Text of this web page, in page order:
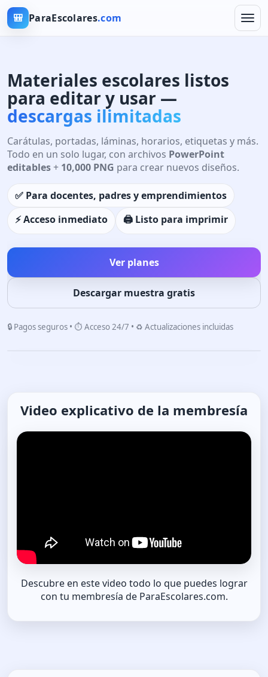
🎒 ParaEscolares.com
Materiales escolares listos
para editar y usar —
descargas ilimitadas
Carátulas, portadas, láminas, horarios, etiquetas y más.
Todo en un solo lugar, con archivos PowerPoint
editables+ 10,000 PNG para crear nuevos diseños.
✅ Para docentes, padres y emprendimientos
⚡️ Acceso inmediato
🖨️ Listo para imprimir
Ver planes
Descargar muestra gratis
🔒 Pagos seguros • ⏱️ Acceso 24/7 • ♻️ Actualizaciones incluidas
Video explicativo de la membresía
Descubre en este video todo lo que puedes lograr
con tu membresía de ParaEscolares.com.